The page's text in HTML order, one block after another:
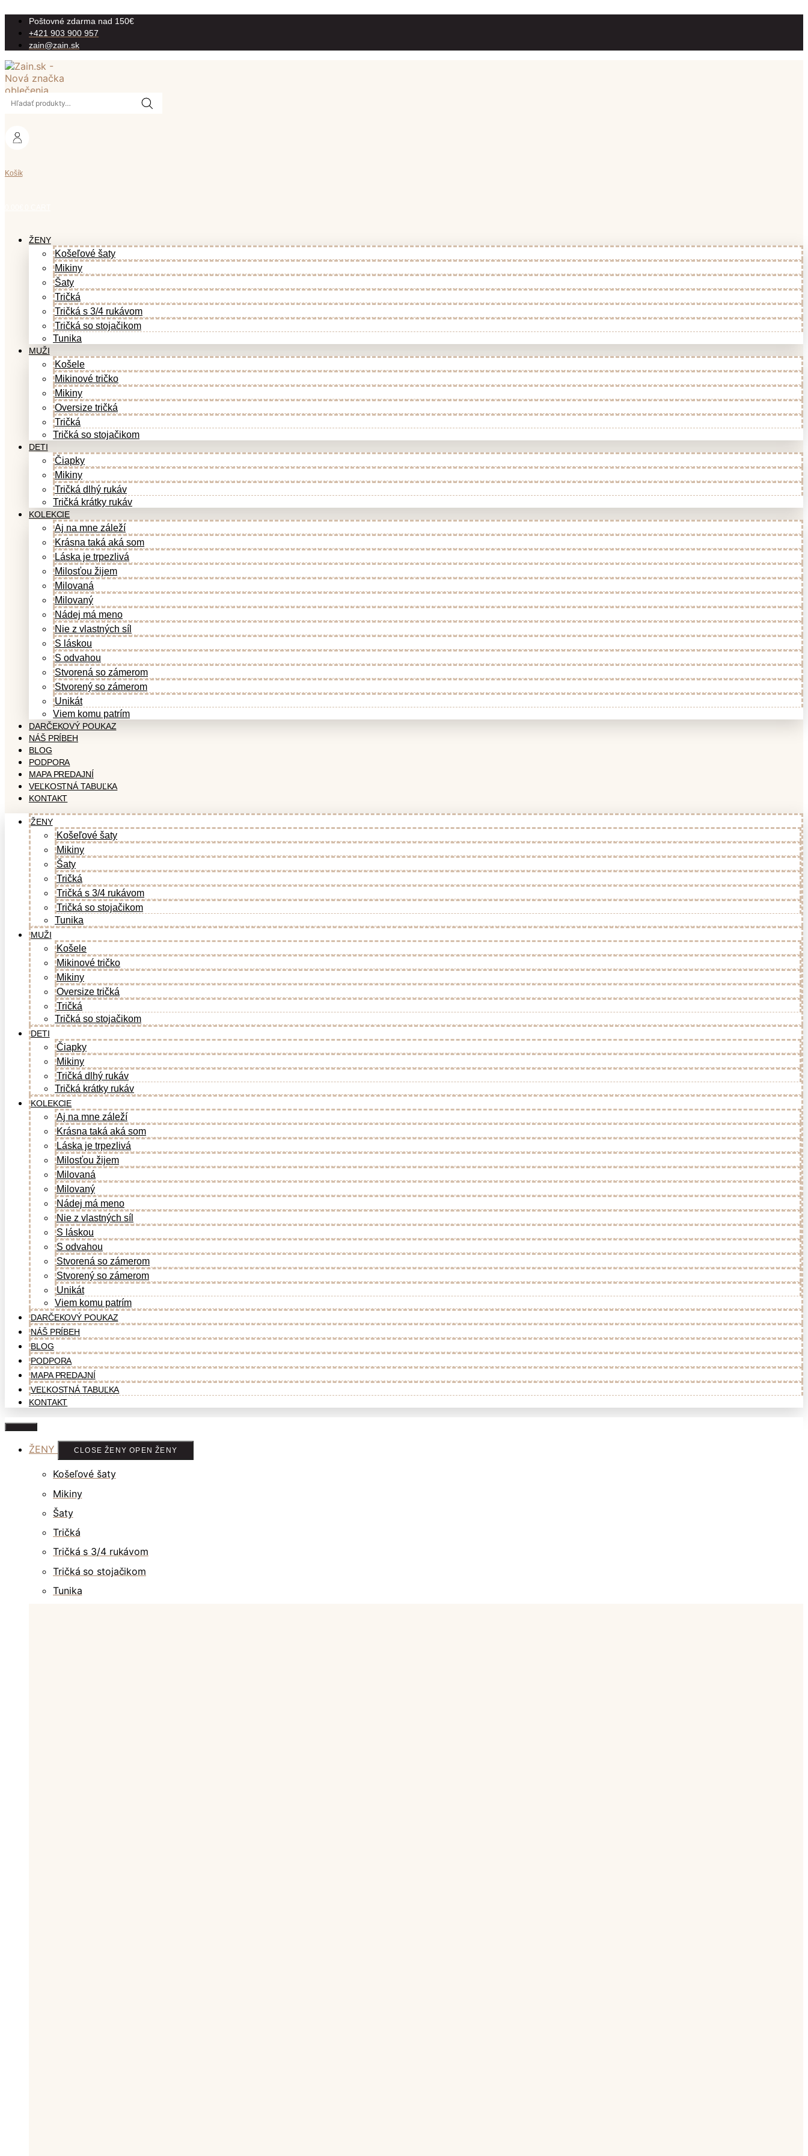
obsah
Poštovné zdarma nad 150€
+421 903 900 957
zain@zain.sk
Hľadať:
Košík
ŽENY
Košeľové šaty
Mikiny
Šaty
Tričká
Tričká s 3/4 rukávom
Tričká so stojačikom
Tunika
MUŽI
Košele
Mikinové tričko
Mikiny
Oversize tričká
Tričká
Tričká so stojačikom
DETI
Čiapky
Mikiny
Tričká dlhý rukáv
Tričká krátky rukáv
KOLEKCIE
Aj na mne záleží
Krásna taká aká som
Láska je trpezlivá
Milosťou žijem
Milovaná
Milovaný
Nádej má meno
Nie z vlastných síl
S láskou
S odvahou
Stvorená so zámerom
Stvorený so zámerom
Unikát
Viem komu patrím
DARČEKOVÝ POUKAZ
NÁŠ PRÍBEH
BLOG
PODPORA
MAPA PREDAJNÍ
VEĽKOSTNÁ TABUĽKA
KONTAKT
ŽENY
Košeľové šaty
Mikiny
Šaty
Tričká
Tričká s 3/4 rukávom
Tričká so stojačikom
Tunika
MUŽI
Košele
Mikinové tričko
Mikiny
Oversize tričká
Tričká
Tričká so stojačikom
DETI
Čiapky
Mikiny
Tričká dlhý rukáv
Tričká krátky rukáv
KOLEKCIE
Aj na mne záleží
Krásna taká aká som
Láska je trpezlivá
Milosťou žijem
Milovaná
Milovaný
Nádej má meno
Nie z vlastných síl
S láskou
S odvahou
Stvorená so zámerom
Stvorený so zámerom
Unikát
Viem komu patrím
DARČEKOVÝ POUKAZ
NÁŠ PRÍBEH
BLOG
PODPORA
MAPA PREDAJNÍ
VEĽKOSTNÁ TABUĽKA
KONTAKT
ŽENY CLOSE ŽENY OPEN ŽENY
Košeľové šaty
Mikiny
Šaty
Tričká
Tričká s 3/4 rukávom
Tričká so stojačikom
Tunika